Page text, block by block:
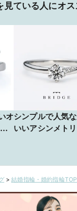
見ている人にオス
オシンプルで人気
いいアシンメト
>結婚指輪・婚約指輪TOP